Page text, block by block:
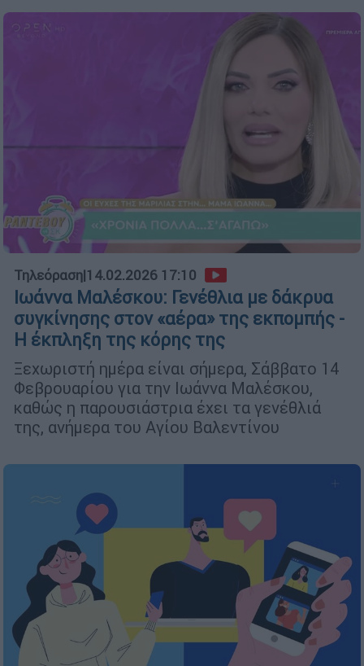
Τηλεόραση|14.02.2026 17:10
Ιωάννα Μαλέσκου: Γενέθλια με δάκρυα
συγκίνησης στον «αέρα» της εκπομπής -
Η έκπληξη της κόρης της
Ξεχωριστή ημέρα είναι σήμερα, Σάββατο 14
Φεβρουαρίου για την Ιωάννα Μαλέσκου,
καθώς η παρουσιάστρια έχει τα γενέθλιά
της, ανήμερα του Αγίου Βαλεντίνου